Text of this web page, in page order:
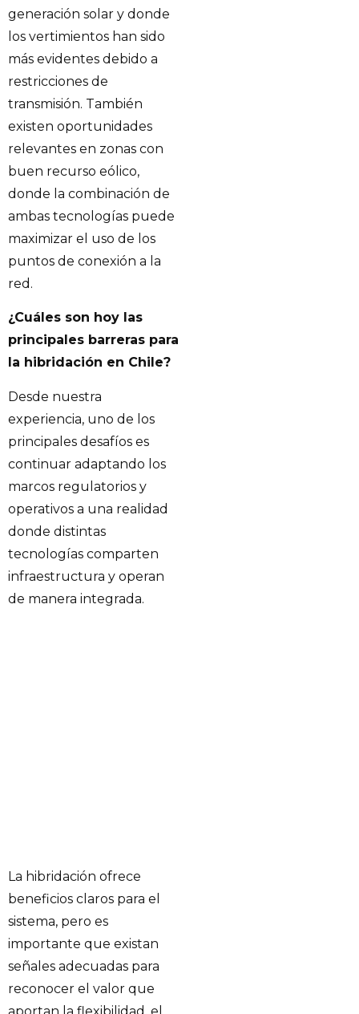
generación solar y donde
los vertimientos han sido
más evidentes debido a
restricciones de
transmisión. También
existen oportunidades
relevantes en zonas con
buen recurso eólico,
donde la combinación de
ambas tecnologías puede
maximizar el uso de los
puntos de conexión a la
red.
¿Cuáles son hoy las
principales barreras para
la hibridación en Chile?
Desde nuestra
experiencia, uno de los
principales desafíos es
continuar adaptando los
marcos regulatorios y
operativos a una realidad
donde distintas
tecnologías comparten
infraestructura y operan
de manera integrada.
La hibridación ofrece
beneficios claros para el
sistema, pero es
importante que existan
señales adecuadas para
reconocer el valor que
aportan la flexibilidad, el